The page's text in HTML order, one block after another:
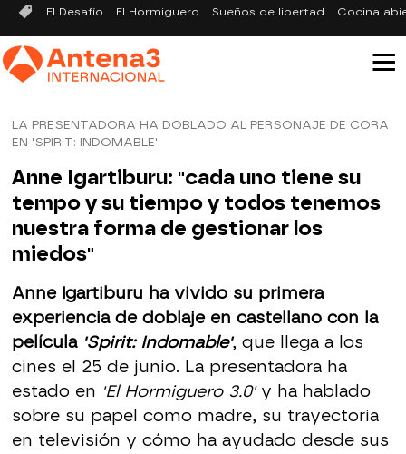
El Desafío El Hormiguero Sueños de libertad Cocina
LA PRESENTADORA HA DOBLADO AL PERSONAJE DE CORA
EN 'SPIRIT: INDOMABLE'
Anne Igartiburu: "cada uno tiene su
tempo y su tiempo y todos tenemos
nuestra forma de gestionar los
miedos"
Anne Igartiburu ha vivido su primera
experiencia de doblaje en castellano con la
película'Spirit: Indomable', que llega a los
cines el 25 de junio. La presentadora ha
estado en 'El Hormiguero 3.0'y ha hablado
sobre su papel como madre, su trayectoria
en televisión y cómo ha ayudado desde sus